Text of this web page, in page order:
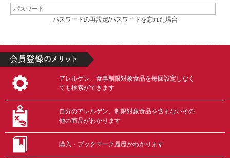
パスワードの再設定/パスワードを忘れた場合
アレルゲン、食事制限対象食品を毎回設定しなく
ても検索ができます
自分のアレルゲン、制限対象食品を含まないその
他の商品がわかります
購入・ブックマーク履歴がわかります